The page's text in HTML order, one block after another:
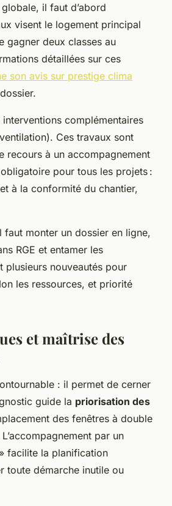
il faut d’abord
visent le logement principal
gagner deux classes au
détaillées sur ces
son avis sur prestige clima
interventions complémentaires
Ces travaux sont
recours à un accompagnement
pour tous les projets :
à la conformité du chantier,
faut monter un dossier en ligne,
RGE et entamer les
nouveautés pour
les ressources, et priorité
et maîtrise des
: il permet de cerner
guide la priorisation des
des fenêtres à double
par un
facilite la planification
toute démarche inutile ou